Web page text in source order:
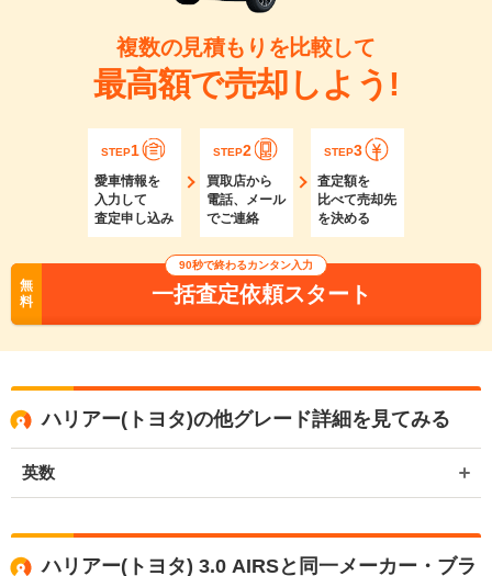
複数の見積もりを比較して
最高額で売却しよう!
STEP1
愛車情報を
入力して
査定申し込み
STEP2
買取店から
電話、メール
でご連絡
STEP3
査定額を
比べて売却先
を決める
無
料
90秒で終わるカンタン入力
一括査定依頼スタート
ハリアー(トヨタ)の他グレード詳細を見てみる
英数
ハリアー(トヨタ) 3.0 AIRSと同一メーカー・ブラ